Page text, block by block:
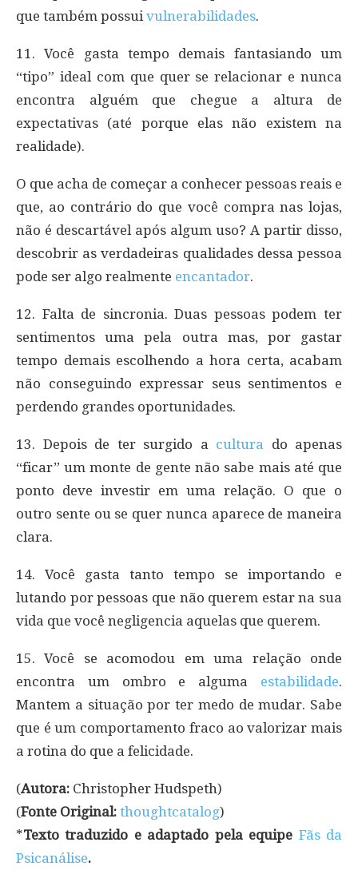
que também possuivulnerabilidades.
11. Você gasta tempo demais fantasiando um
“tipo” ideal com que quer se relacionar e nunca
encontra alguém que chegue a altura de
expectativas (até porque elas não existem na
realidade).
O que acha de começar a conhecer pessoas reais e
que, ao contrário do que você compra nas lojas,
não é descartável após algum uso? A partir disso,
descobrir as verdadeiras qualidades dessa pessoa
pode ser algo realmente encantador.
12. Falta de sincronia. Duas pessoas podem ter
sentimentos uma pela outra mas, por gastar
tempo demais escolhendo a hora certa, acabam
não conseguindo expressar seus sentimentos e
perdendo grandes oportunidades.
13. Depois de ter surgido a cultura do apenas
“ficar” um monte de gente não sabe mais até que
ponto deve investir em uma relação. O que o
outro sente ou se quer nunca aparece de maneira
clara.
14. Você gasta tanto tempo se importando e
lutando por pessoas que não querem estar na sua
vida que você negligencia aquelas que querem.
15. Você se acomodou em uma relação onde
encontra um ombro e alguma estabilidade.
Mantem a situação por ter medo de mudar. Sabe
que é um comportamento fraco ao valorizar mais
a rotina do que a felicidade.
(Autora: Christopher Hudspeth)
(Fonte Original: thoughtcatalog)
*Texto traduzido e adaptado pela equipe Fãs da
Psicanálise.